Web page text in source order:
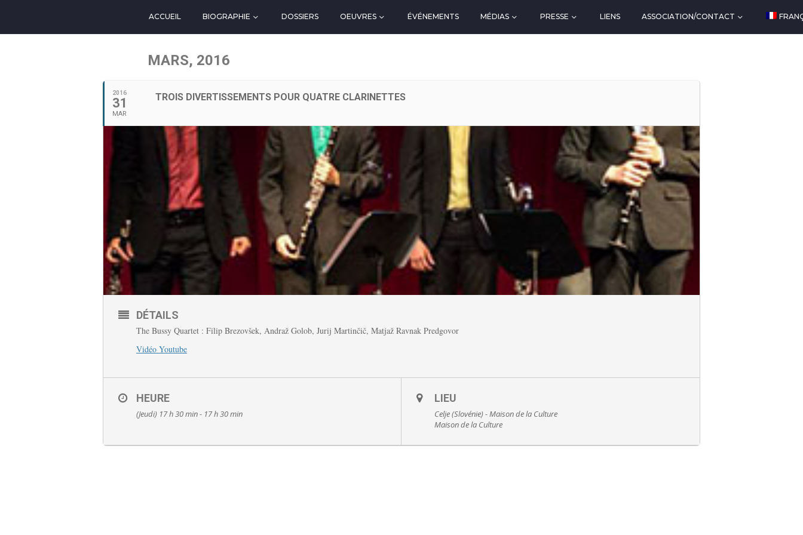
ACCUEIL BIOGRAPHIE DOSSIERS OEUVRES ÉVÉNEMENTS MÉDIAS PRESSE LIENS ASSOCIATION/CONTACT
MARS, 2016
2016
31
MAR
TROIS DIVERTISSEMENTS POUR QUATRE CLARINETTES
DÉTAILS
The Bussy Quartet : Filip Brezovšek, Andraž Golob, Jurij Martinčič, Matjaž Ravnak Predgovor
Vidéo Youtube
HEURE
(Jeudi) 17 h 30 min - 17 h 30 min
LIEU
Celje (Slovénie) - Maison de la Culture
Maison de la Culture